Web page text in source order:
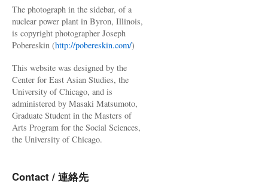
The photograph in the sidebar, of a
nuclear power plant in Byron, Illinois,
is copyright photographer Joseph
Pobereskin (http://pobereskin.com/)
This website was designed by the
Center for East Asian Studies, the
University of Chicago, and is
administered by Masaki Matsumoto,
Graduate Student in the Masters of
Arts Program for the Social Sciences,
the University of Chicago.
Contact / 連絡先